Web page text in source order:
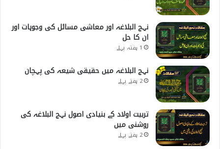
نہج البلاغہ اور معاشی مسائل کی وجوہات اور
ان کا حل
1 ہفتہ پہلے
نہج البلاغہ میں حقیقی شیعہ کی پہچان
2 ہفتے پہلے
تربیت اولاد کے بنیادی اصول نہج البلاغہ کی
روشنی میں
2 ہفتے پہلے